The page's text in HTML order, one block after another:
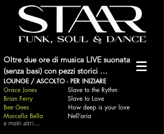
Oltre due ore di musica LIVE suonata
(senza basi) con pezzi storici
Funk/Dance/Pop
Più l'opzione di ulteriore musica con un
DJ set del nostro DJ MAO.
LOUNGE / ASCOLTO - PER INIZIARE
Grace Jones Slave to the Rythm
Brian Ferry Slave to Love
Bee Gees How deep is your love
Marcella Bella Nell'aria
e molti altri....